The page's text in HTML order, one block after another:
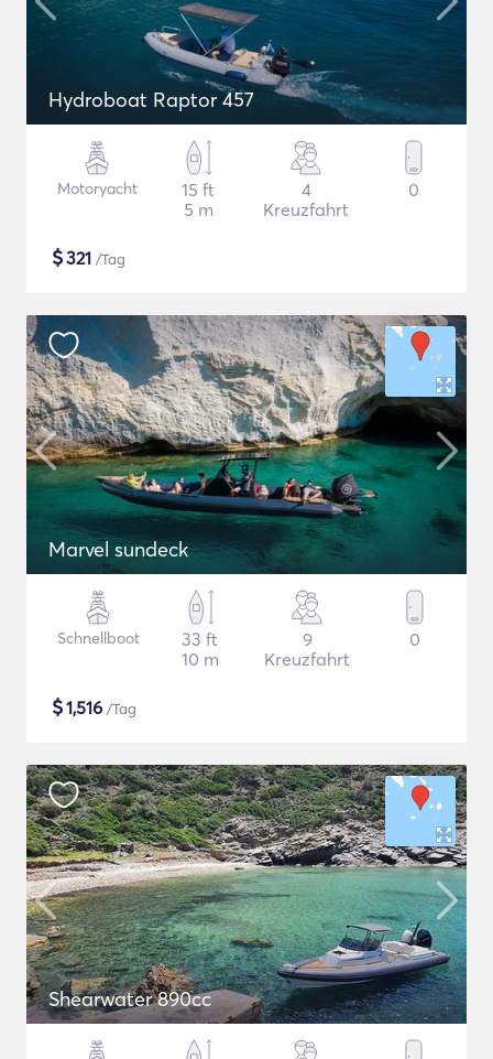
Hydroboat Raptor 457
Motoryacht
15 ft
5 m
4
Kreuzfahrt
0
$321 /Tag
Marvel sundeck
Schnellboot
33 ft
10 m
9
Kreuzfahrt
0
$1,516 /Tag
Shearwater 890cc